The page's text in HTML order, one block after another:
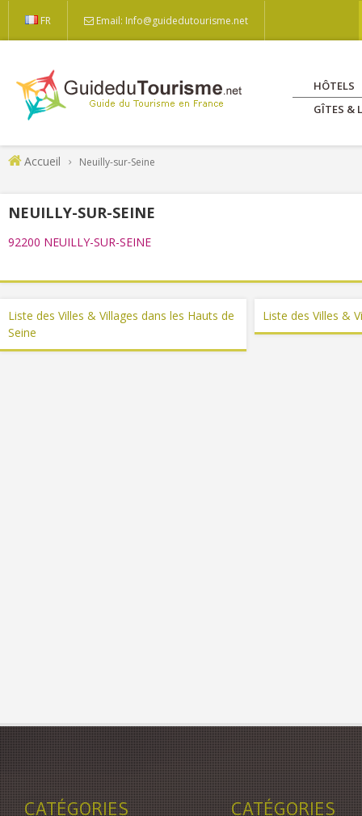
FR Email: Info@guidedutourisme.net
HÔTELS
GÎTES &
Accueil Neuilly-sur-Seine
NEUILLY-SUR-SEINE
92200 NEUILLY-SUR-SEINE
Liste des Villes & Villages dans les Hauts de
Seine
Liste des Villes &
CATÉGORIES CATÉGORIES